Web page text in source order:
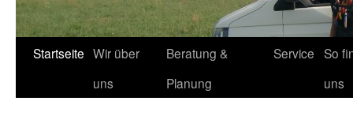
Springe
Startseite Wir über
uns
Beratung &
Planung
Service So
uns